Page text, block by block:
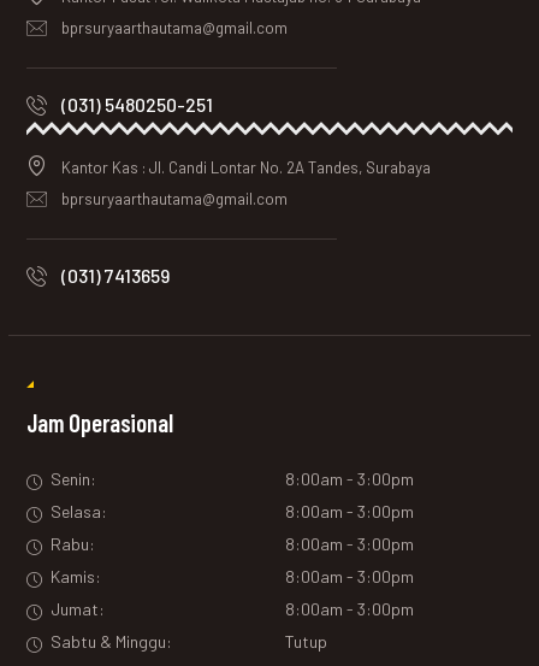
bprsuryaarthautama@gmail.com
(031) 5480250-251
Kantor Kas : Jl. Candi Lontar No. 2A Tandes, Surabaya
bprsuryaarthautama@gmail.com
(031) 7413659
Jam Operasional
Senin:
8:00am - 3:00pm
Selasa:
8:00am - 3:00pm
Rabu:
8:00am - 3:00pm
Kamis:
8:00am - 3:00pm
Jumat:
8:00am - 3:00pm
Sabtu & Minggu:
Tutup